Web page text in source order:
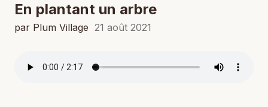
Tiếng Việt / Vietnamien
En plantant un arbre
par Plum Village 21 août 2021